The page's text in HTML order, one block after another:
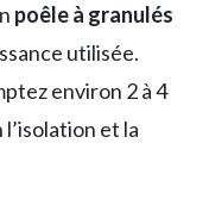
poêle à granulés
utilisée.
environ 2 à 4
et la